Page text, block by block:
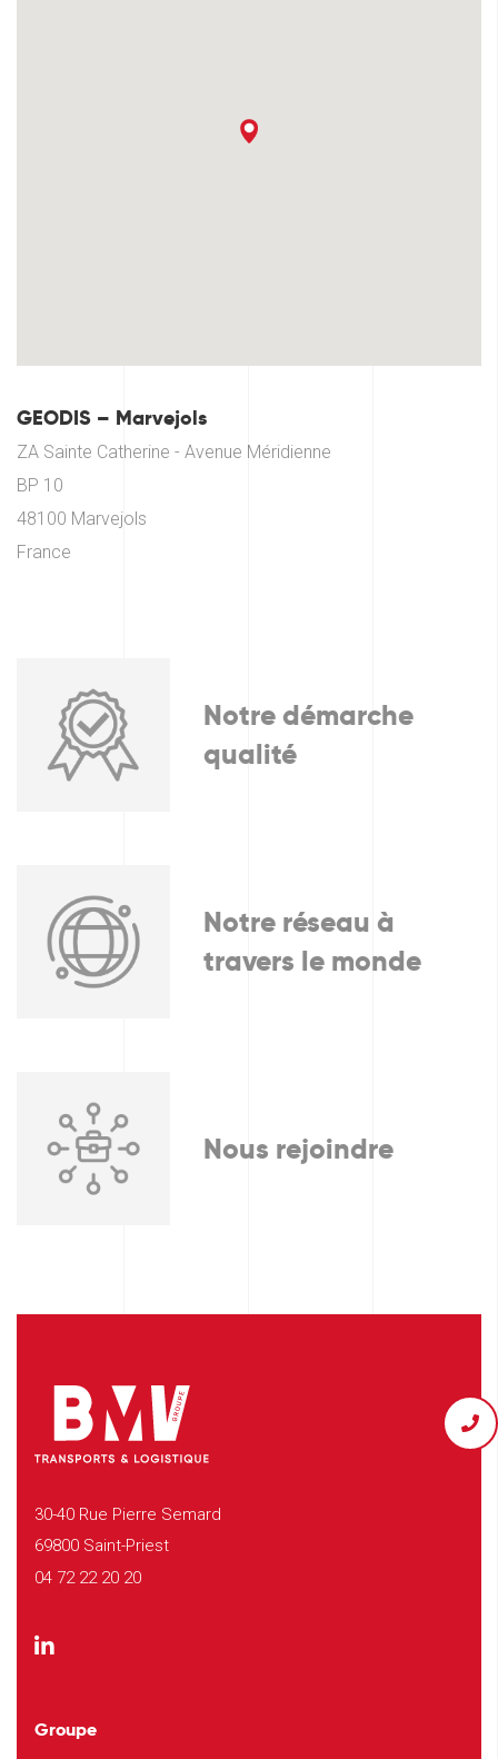
GEODIS – Marvejols
ZA Sainte Catherine - Avenue Méridienne
BP 10
48100 Marvejols
France
Notre démarche
qualité
Notre réseau à
travers le monde
Nous rejoindre
30-40 Rue Pierre Semard
69800 Saint-Priest
04 72 22 20 20
Groupe